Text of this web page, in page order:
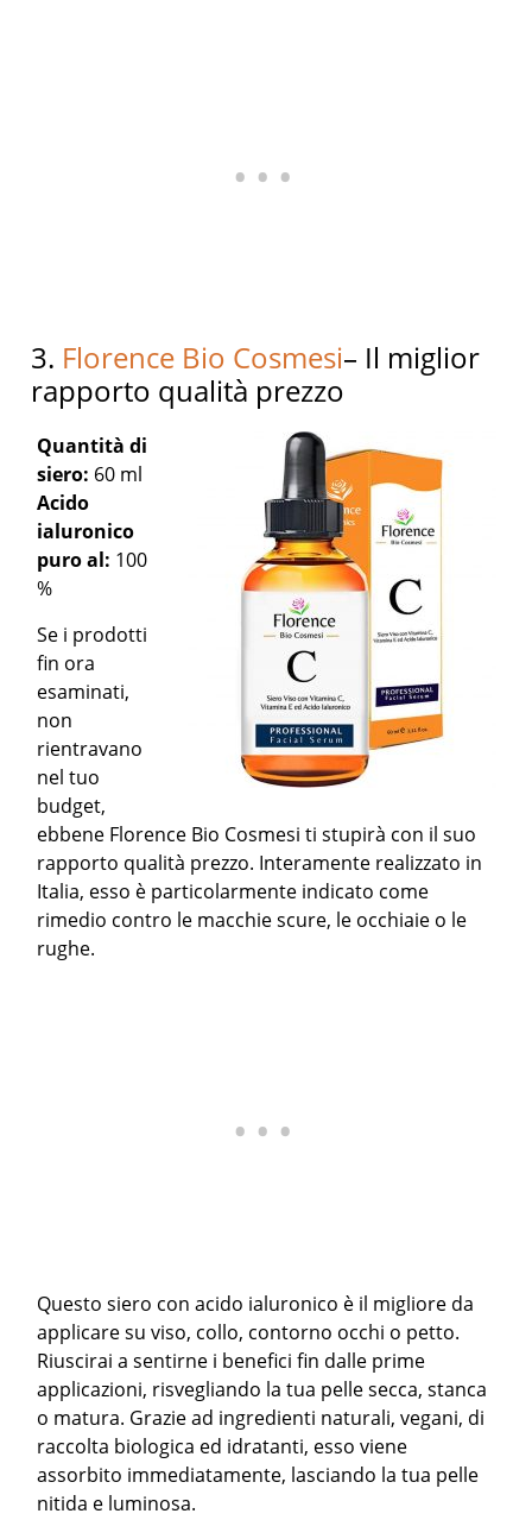
3. Florence Bio Cosmesi– Il miglior
rapporto qualità prezzo
Quantità di
siero: 60 ml
Acido
ialuronico
puro al: 100
%
Se i prodotti
fin ora
esaminati,
non
rientravano
nel tuo
budget,
ebbene Florence Bio Cosmesi ti stupirà con il suo
rapporto qualità prezzo. Interamente realizzato in
Italia, esso è particolarmente indicato come
rimedio contro le macchie scure, le occhiaie o le
rughe.
Questo siero con acido ialuronico è il migliore da
applicare su viso, collo, contorno occhi o petto.
Riuscirai a sentirne i benefici fin dalle prime
applicazioni, risvegliando la tua pelle secca, stanca
o matura. Grazie ad ingredienti naturali, vegani, di
raccolta biologica ed idratanti, esso viene
assorbito immediatamente, lasciando la tua pelle
nitida e luminosa.